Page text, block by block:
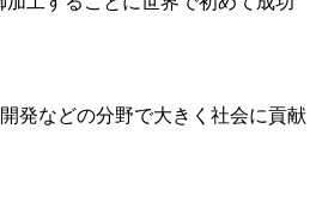
発などの分野で大きく社会に貢献